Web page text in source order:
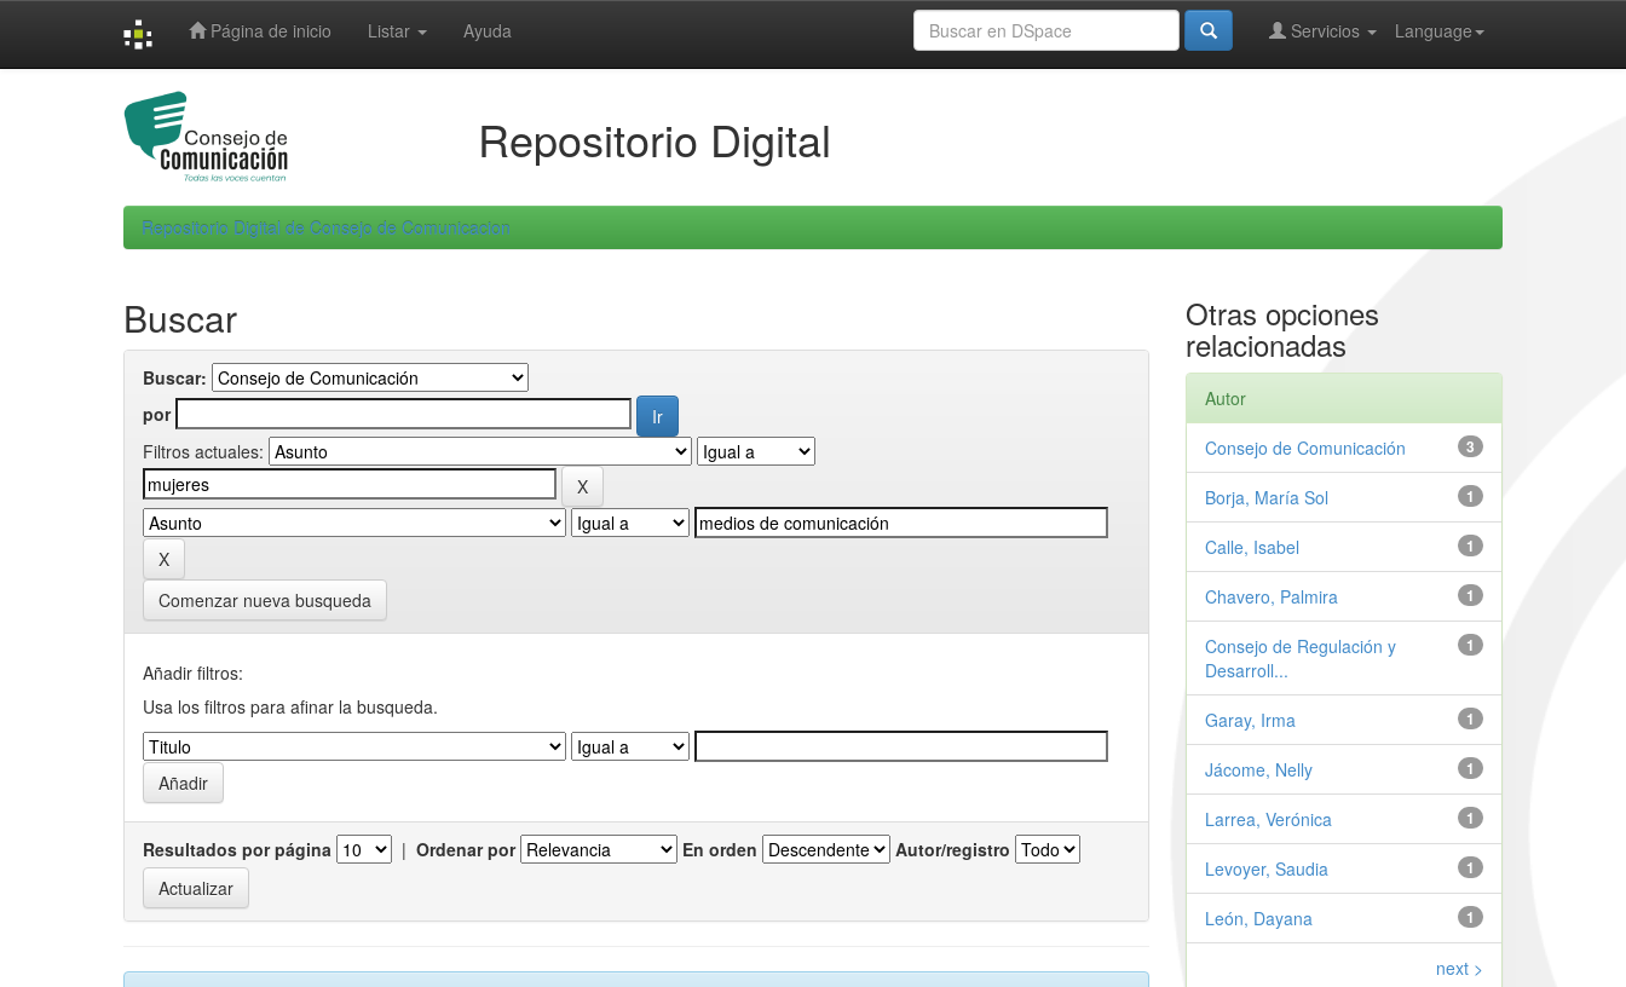
Página de inicio Listar Ayuda Language
Servicios
Repositorio Digital
Repositorio Digital de Consejo de Comunicacion
Buscar
Buscar:
por
Filtros actuales:
Comenzar nueva busqueda
Añadir filtros:
Usa los filtros para afinar la busqueda.
Resultados por página | Ordenar por En orden Autor/registro
Otras opciones
relacionadas
Autor
3
Consejo de Comunicación
1
Borja, María Sol
1
Calle, Isabel
1
Chavero, Palmira
1
Consejo de Regulación y
Desarroll...
1
Garay, Irma
1
Jácome, Nelly
1
Larrea, Verónica
1
Levoyer, Saudia
1
León, Dayana
next >